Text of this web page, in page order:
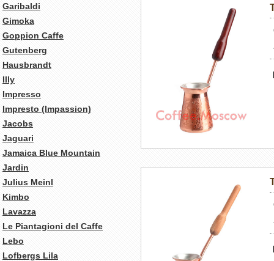
Garibaldi
Gimoka
Goppion Caffe
Gutenberg
Hausbrandt
Illy
Impresso
Impresto (Impassion)
Jacobs
Jaguari
Jamaica Blue Mountain
Jardin
Julius Meinl
Kimbo
Lavazza
Le Piantagioni del Caffe
Lebo
Lofbergs Lila